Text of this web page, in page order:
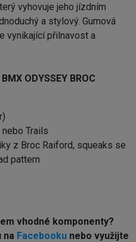
vyhovuje jeho jízdním
a stylový. Gumová
vynikající přilnavost a
ODYSSEY BROC
Trails
z Broc Raiford, squeaks se
pattern
vhodné komponenty?
na Facebooku nebo využijte